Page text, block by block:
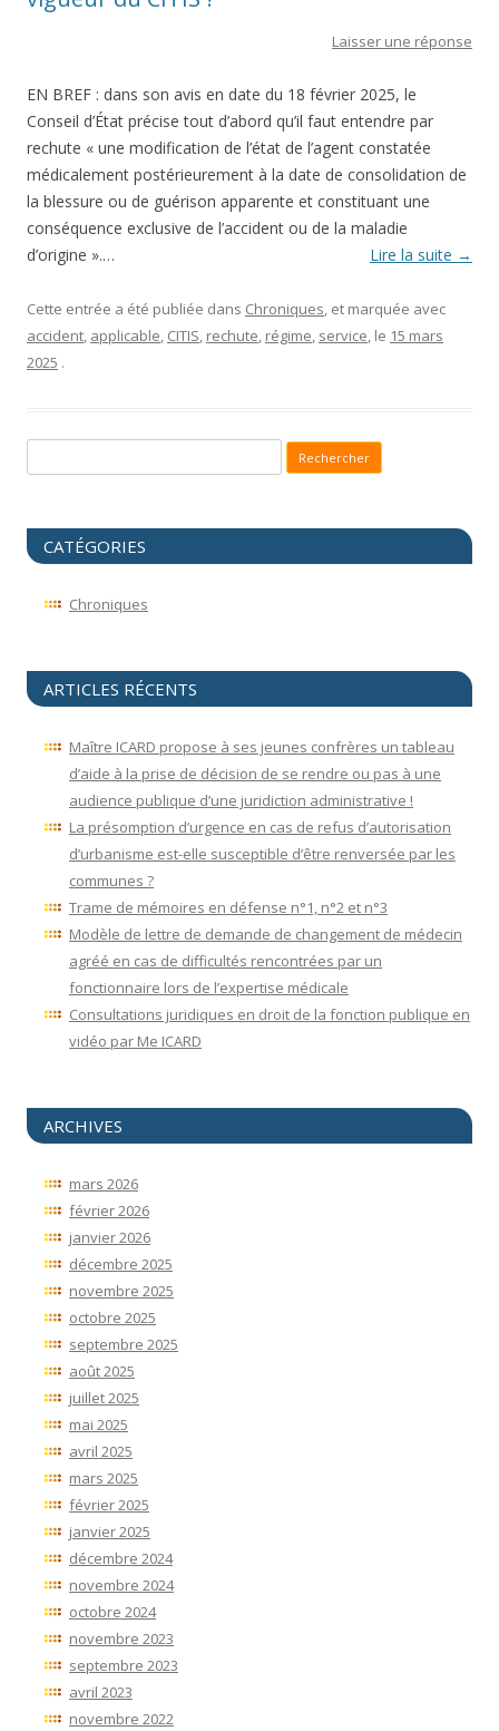
Laisser une réponse
EN BREF : dans son avis en date du 18 février 2025, le
Conseil d’État précise tout d’abord qu’il faut entendre par
rechute « une modification de l’état de l’agent constatée
médicalement postérieurement à la date de consolidation de
la blessure ou de guérison apparente et constituant une
conséquence exclusive de l’accident ou de la maladie
d’origine ».…
Lire la suite →
Cette entrée a été publiée dans Chroniques, et marquée avec
accident, applicable, CITIS, rechute, régime, service, le 15 mars
2025 .
CATÉGORIES
Chroniques
ARTICLES RÉCENTS
Maître ICARD propose à ses jeunes confrères un tableau
d’aide à la prise de décision de se rendre ou pas à une
audience publique d’une juridiction administrative !
La présomption d’urgence en cas de refus d’autorisation
d’urbanisme est-elle susceptible d’être renversée par les
communes ?
Trame de mémoires en défense n°1, n°2 et n°3
Modèle de lettre de demande de changement de médecin
agréé en cas de difficultés rencontrées par un
fonctionnaire lors de l’expertise médicale
Consultations juridiques en droit de la fonction publique en
vidéo par Me ICARD
ARCHIVES
mars 2026
février 2026
janvier 2026
décembre 2025
novembre 2025
octobre 2025
septembre 2025
août 2025
juillet 2025
mai 2025
avril 2025
mars 2025
février 2025
janvier 2025
décembre 2024
novembre 2024
octobre 2024
novembre 2023
septembre 2023
avril 2023
novembre 2022